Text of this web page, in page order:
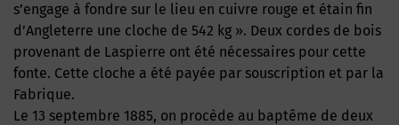
s’engage à fondre sur le lieu en cuivre rouge et étain fin
d’Angleterre une cloche de 542 kg ». Deux cordes de bois
provenant de Laspierre ont été nécessaires pour cette
fonte. Cette cloche a été payée par souscription et par la
Fabrique.
Le 13 septembre 1885, on procède au baptême de deux